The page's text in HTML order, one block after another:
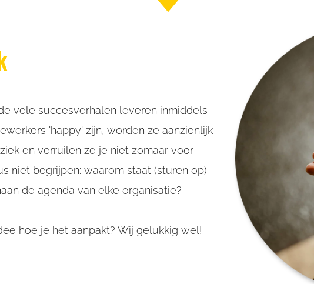
vele succesverhalen leveren inmiddels
'happy' zijn, worden ze aanzienlijk
en verruilen ze je niet zomaar voor
niet begrijpen: waarom staat (sturen op)
de agenda van elke organisatie?
hoe je het aanpakt? Wij gelukkig wel!